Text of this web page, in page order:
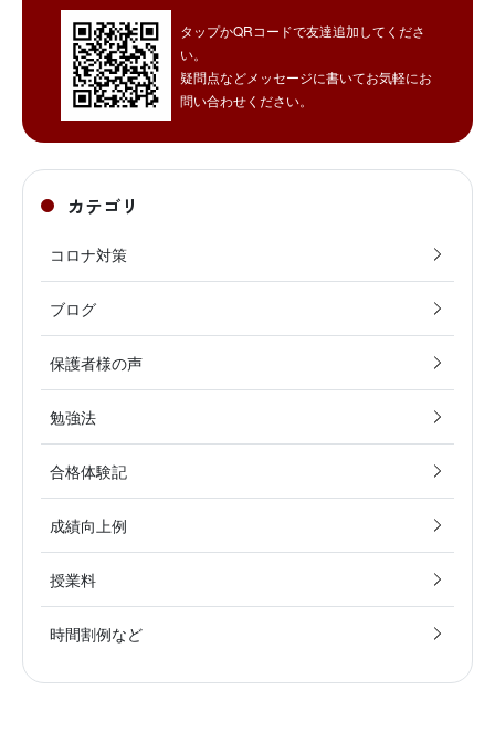
タップかQRコードで友達追加してくださ
い。
疑問点などメッセージに書いてお気軽にお
問い合わせください。
カテゴリ
コロナ対策
ブログ
保護者様の声
勉強法
合格体験記
成績向上例
授業料
時間割例など